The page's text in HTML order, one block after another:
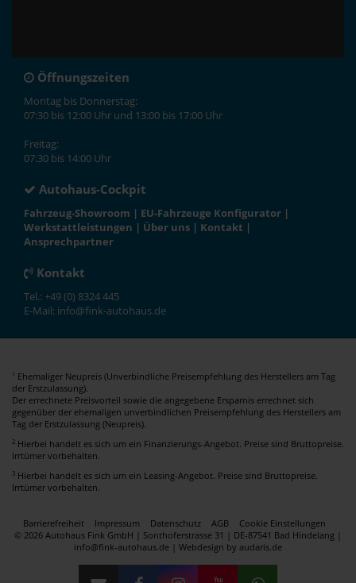
Öffnungszeiten
Montag bis Donnerstag:
07:30 bis 12:00 Uhr und 13:00 bis 17:00 Uhr
Freitag:
07:30 bis 14:00 Uhr
Autohaus-Cockpit
Fahrzeug-Showroom | EU-Fahrzeuge Konfigurator |
Werkstattleistungen | Über uns | Kontakt |
Ansprechpartner
Kontakt
Tel.: +49 (0) 8324 445
E-Mail: info@fink-autohaus.de
1 Ehemaliger Neupreis (Unverbindliche Preisempfehlung des Herstellers am Tag
der Erstzulassung).
Der errechnete Preisvorteil sowie die angegebene Ersparnis errechnet sich
gegenüber der ehemaligen unverbindlichen Preisempfehlung des Herstellers am
Tag der Erstzulassung (Neupreis).
2 Hierbei handelt es sich um ein Finanzierungs-Angebot. Preise sind Bruttopreise.
Irrtümer vorbehalten.
3 Hierbei handelt es sich um ein Leasing-Angebot. Preise sind Bruttopreise.
Irrtümer vorbehalten.
Barrierefreiheit Impressum Datenschutz AGB
Cookie Einstellungen
© 2026 Autohaus Fink GmbH | Sonthoferstrasse 31 | DE-87541 Bad Hindelang |
info@fink-autohaus.de | Webdesign by audaris.de